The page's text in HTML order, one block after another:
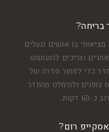
בריחה?
בו אנשים ננעלים
וצריכים להשתמש
כדי לפתור סדרה של
צופנים ולהימלט מהחדר
דקות.
רום?